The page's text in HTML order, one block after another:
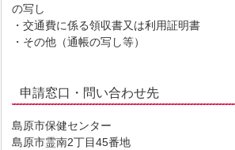
の写し
・交通費に係る領収書又は利用証明書
・その他（通帳の写し等）
申請窓口・問い合わせ先
島原市保健センター
島原市霊南2丁目45番地